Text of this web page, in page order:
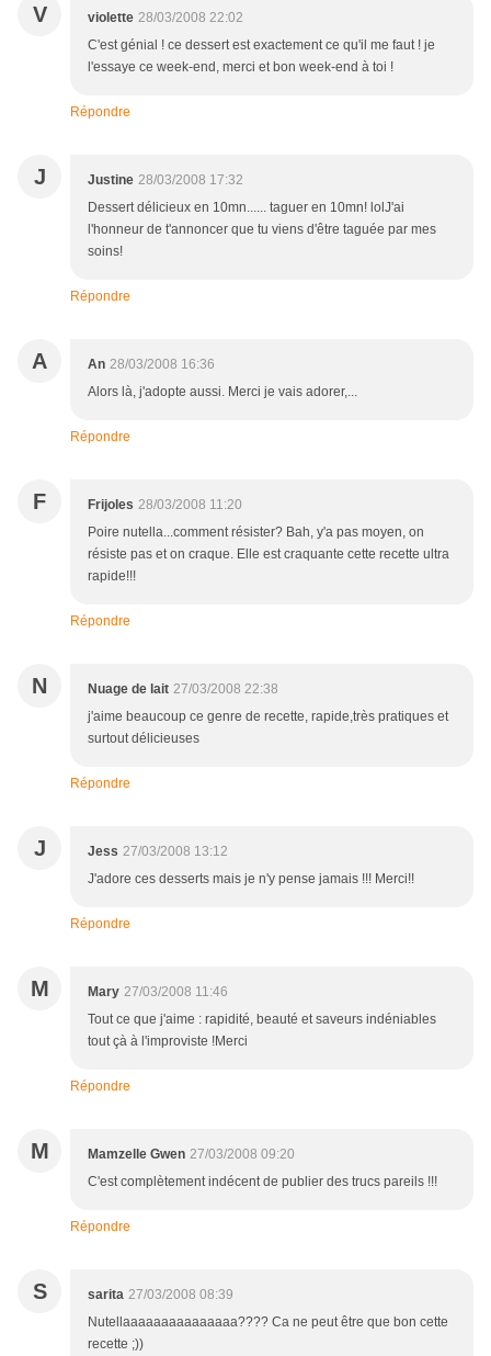
V violette 28/03/2008 22:02
C'est génial ! ce dessert est exactement ce qu'il me faut ! je
l'essaye ce week-end, merci et bon week-end à toi !
Répondre
J Justine 28/03/2008 17:32
Dessert délicieux en 10mn...... taguer en 10mn! lolJ'ai
l'honneur de t'annoncer que tu viens d'être taguée par mes
soins!
Répondre
A An 28/03/2008 16:36
Alors là, j'adopte aussi. Merci je vais adorer,...
Répondre
F Frijoles 28/03/2008 11:20
Poire nutella...comment résister? Bah, y'a pas moyen, on
résiste pas et on craque. Elle est craquante cette recette ultra
rapide!!!
Répondre
N Nuage de lait 27/03/2008 22:38
j'aime beaucoup ce genre de recette, rapide,très pratiques et
surtout délicieuses
Répondre
J Jess 27/03/2008 13:12
J'adore ces desserts mais je n'y pense jamais !!! Merci!!
Répondre
M Mary 27/03/2008 11:46
Tout ce que j'aime : rapidité, beauté et saveurs indéniables
tout çà à l'improviste !Merci
Répondre
M Mamzelle Gwen 27/03/2008 09:20
C'est complètement indécent de publier des trucs pareils !!!
Répondre
S sarita 27/03/2008 08:39
Nutellaaaaaaaaaaaaaaa???? Ca ne peut être que bon cette
recette ;))